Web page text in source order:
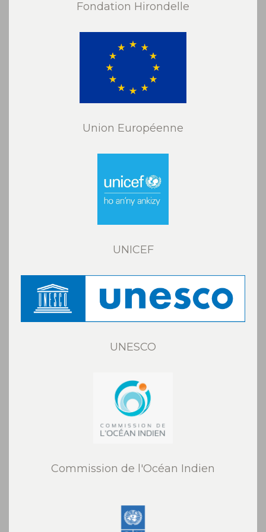
Fondation Hirondelle
Union Européenne
UNICEF
UNESCO
Commission de l'Océan Indien